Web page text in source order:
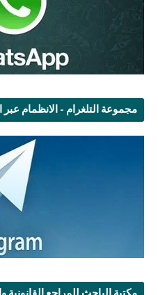
مجموعة التلغرام - الانظمام
مكتبة الباحث للمراجع القانونية